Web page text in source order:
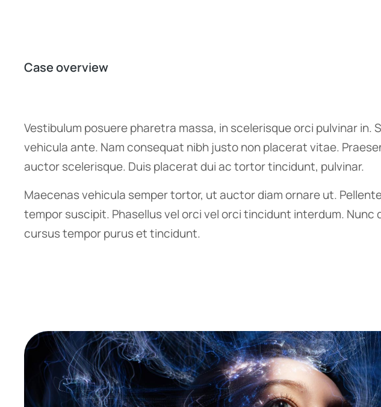
Case overview
Vestibulum posuere pharetra massa, in scelerisque orci pulvinar in.
vehicula ante. Nam consequat nibh justo non placerat vitae.
auctor scelerisque. Duis placerat dui ac tortor tincidunt, pulvinar.
Maecenas vehicula semper tortor, ut auctor diam ornare ut.
tempor suscipit. Phasellus vel orci vel orci tincidunt interdum. Nunc
cursus tempor purus et tincidunt.